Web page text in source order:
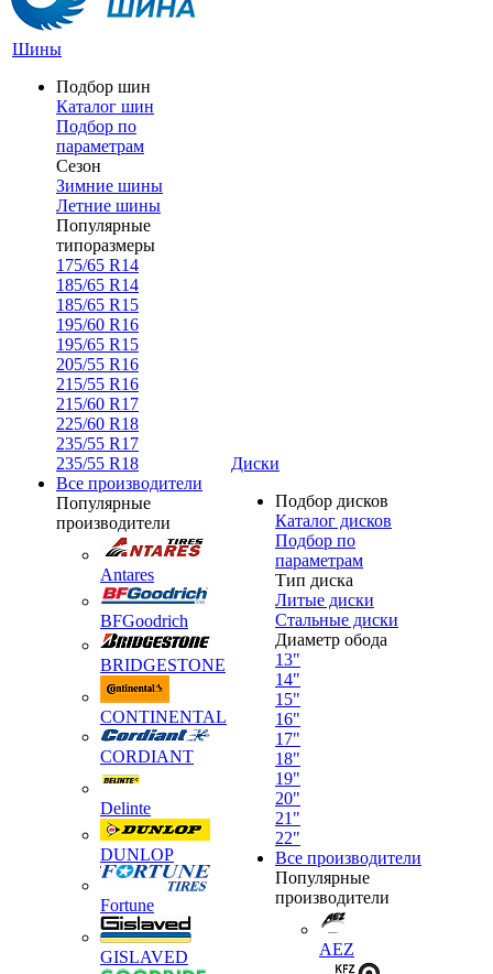
Шины
Подбор шин
Каталог шин
Подбор по
параметрам
Сезон
Зимние шины
Летние шины
Популярные
типоразмеры
175/65 R14
185/65 R14
185/65 R15
195/60 R16
195/65 R15
205/55 R16
215/55 R16
215/60 R17
225/60 R18
235/55 R17
235/55 R18
Все производители
Популярные
производители
Antares
BFGoodrich
BRIDGESTONE
CONTINENTAL
CORDIANT
Delinte
DUNLOP
Fortune
GISLAVED
Диски
Подбор дисков
Каталог дисков
Подбор по
параметрам
Тип диска
Литые диски
Стальные диски
Диаметр обода
13"
14"
15"
16"
17"
18"
19"
20"
21"
22"
Все производители
Популярные
производители
AEZ